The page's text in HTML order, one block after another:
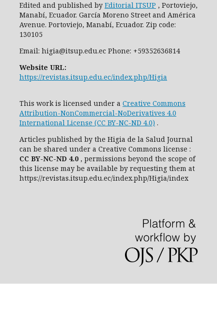
Edited and published by Editorial ITSUP , Portoviejo,
Manabí, Ecuador. García Moreno Street and América
Avenue. Portoviejo, Manabí, Ecuador. Zip code:
130105
Email: higia@itsup.edu.ec Phone: +59352636814
Website URL:
https://revistas.itsup.edu.ec/index.php/Higia
This work is licensed under a Creative Commons
Attribution-NonCommercial-NoDerivatives 4.0
International License (CC BY-NC-ND 4.0) .
Articles published by the Higia de la Salud Journal
can be shared under a Creative Commons license :
CC BY-NC-ND 4.0 , permissions beyond the scope of
this license may be available by requesting them at
https://revistas.itsup.edu.ec/index.php/Higia/index